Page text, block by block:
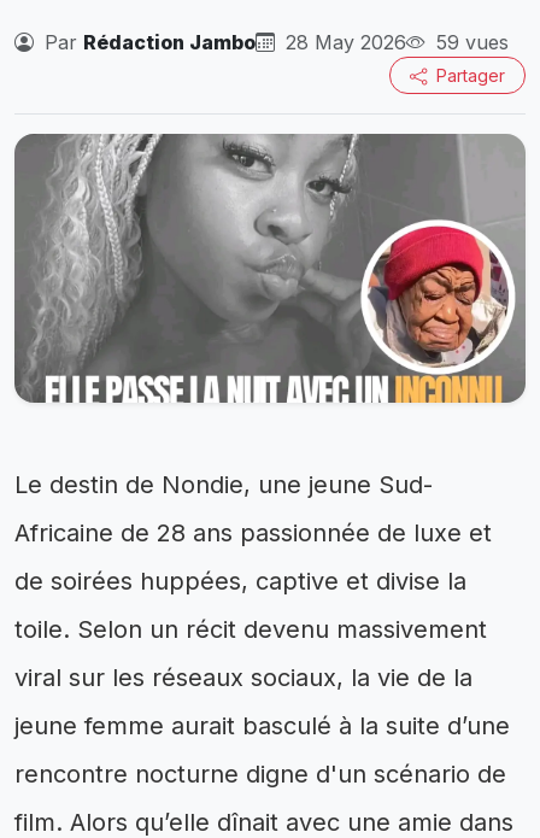
Par Rédaction Jambo 28 May 2026 59 vues
Partager
Le destin de Nondie, une jeune Sud-
Africaine de 28 ans passionnée de luxe et
de soirées huppées, captive et divise la
toile. Selon un récit devenu massivement
viral sur les réseaux sociaux, la vie de la
jeune femme aurait basculé à la suite d’une
rencontre nocturne digne d'un scénario de
film. Alors qu’elle dînait avec une amie dans